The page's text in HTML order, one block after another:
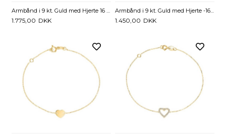
Armbånd i 9 kt. Guld med Hjerte 16 og 19 cm - Mulighed for gravering
1.775,00 DKK
Armbånd i 9 kt. Guld med Hjerte -16,5 og 18,5 cm
1.450,00 DKK